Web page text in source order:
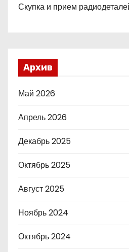
Скупка и прием
Архив
Май 2026
Апрель 2026
Декабрь 2025
Октябрь 2025
Август 2025
Ноябрь 2024
Октябрь 2024